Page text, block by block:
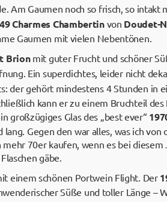
Am Gaumen noch so frisch, so
Charmes Chambertinvon Doudet-
Gaumen mit vielen Nebentönen.
Brionmit guter Frucht und schöner
Ein superdichtes, leider nicht
der gehört mindestens 4 Stunden in
kann er zu einem Bruchteil
großzügiges Glas des „best ever“
Gegen den war alles, was ich
70er kaufen, wenn es bei
gäbe.
einem schönen Portwein Flight. Der
Süße und toller Länge –